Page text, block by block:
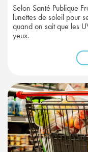
Selon Santé Publique
lunettes de soleil pour
quand on sait que les
yeux.